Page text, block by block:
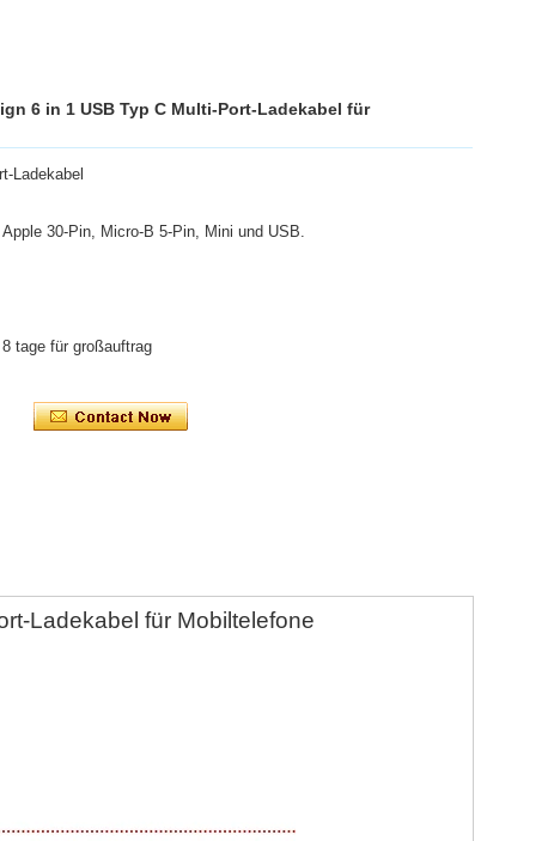
6 in 1 USB Typ C Multi-Port-Ladekabel für
Ladekabel
30-Pin, Micro-B 5-Pin, Mini und USB.
tage für großauftrag
Ladekabel für Mobiltelefone